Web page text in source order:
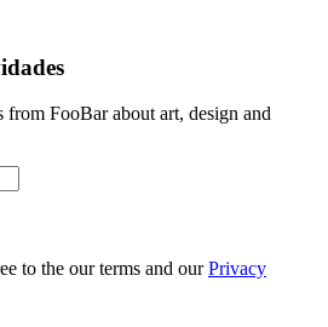
from FooBar about art, design and
to the our terms and ourPrivacy